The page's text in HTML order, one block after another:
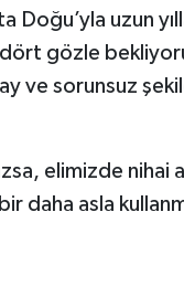
Doğu’yla uzun
dört gözle
ve sorunsuz
elimizde nihai
daha asla